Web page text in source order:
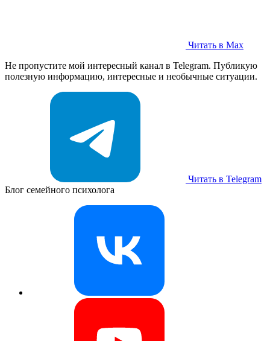
Читать в Max
Не пропустите мой интересный канал в Telegram. Публикую
полезную информацию, интересные и необычные ситуации.
Читать в Telegram
Блог семейного психолога